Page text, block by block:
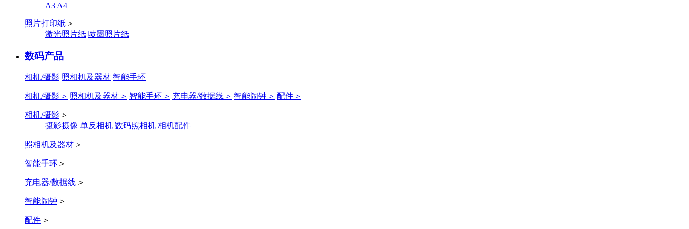
A3 A4
照片打印纸 ＞
激光照片纸 喷墨照片纸
数码产品
相机/摄影 照相机及器材 智能手环
相机/摄影 ＞ 照相机及器材 ＞ 智能手环 ＞ 充电器/数据线 ＞ 智能闹钟 ＞ 配件 ＞
相机/摄影 ＞
摄影摄像 单反相机 数码照相机 相机配件
照相机及器材 ＞
智能手环 ＞
充电器/数据线 ＞
智能闹钟 ＞
配件 ＞